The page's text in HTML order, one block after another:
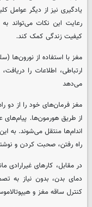
یادگیری نیز از دیگر
رعایت این نکات می‌تواند
کیفیت زندگی کمک کند.
مغز با استفاده از نورون‌ها
ارتباطی، اطلاعات را
می‌دهد
مغز فرمان‌های خود را از دو
از طریق هورمون‌ها.
اندام‌ها منتقل می‌شوند. به
راه رفتن، صحبت کردن و
در مقابل، کارهای
دمای بدن، بدون نیاز به
کنترل ساقه مغز و